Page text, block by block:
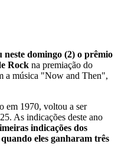
neste domingo (2) o prêmio
Rock na premiação do
a música "Now and Then",
em 1970, voltou a ser
As indicações deste ano
indicações dos
eles ganharam três